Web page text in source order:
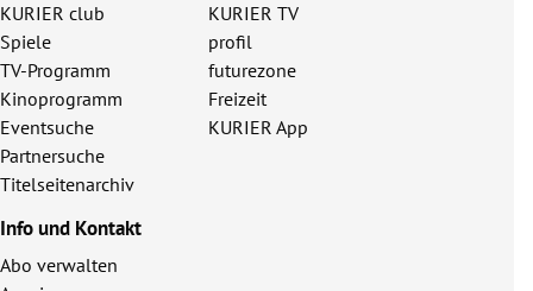
KURIER club
Spiele
TV-Programm
Kinoprogramm
Eventsuche
Partnersuche
Titelseitenarchiv
KURIER TV
profil
futurezone
Freizeit
KURIER App
Info und Kontakt
Abo verwalten